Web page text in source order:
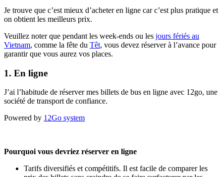
Je trouve que c’est mieux d’acheter en ligne car c’est plus pratique et
on obtient les meilleurs prix.
Veuillez noter que pendant les week-ends ou les jours fériés au
Vietnam, comme la fête du Têt, vous devez réserver à l’avance pour
garantir que vous aurez vos places.
1. En ligne
J’ai l’habitude de réserver mes billets de bus en ligne avec 12go, une
société de transport de confiance.
Powered by 12Go system
Pourquoi vous devriez réserver en ligne
Tarifs diversifiés et compétitifs. Il est facile de comparer les